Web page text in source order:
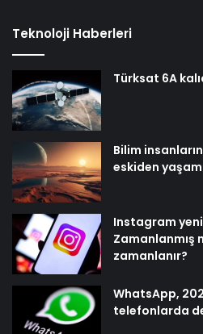
Teknoloji Haberleri
Türksat 6A
Bilim
eskiden yaşam
Instagram
Zamanlanmış
zamanlanır?
WhatsApp,
telefonlarda